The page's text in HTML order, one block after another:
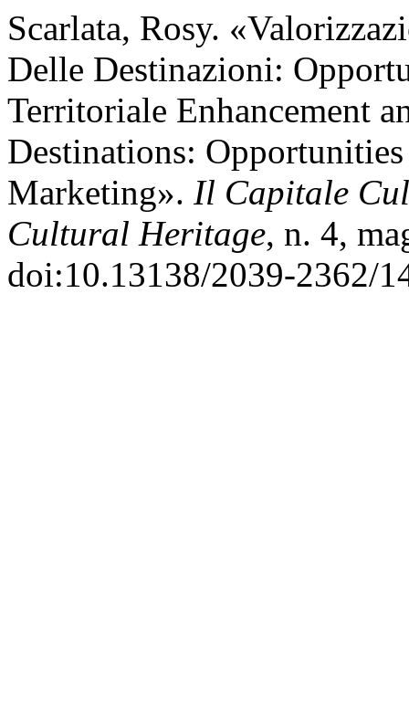
Scarlata, Rosy.
Delle Destinazioni:
Territoriale Enhancement
Destinations:
Marketing». Il Capitale
Cultural Heritage, n. 4,
doi:10.13138/2039-2362/